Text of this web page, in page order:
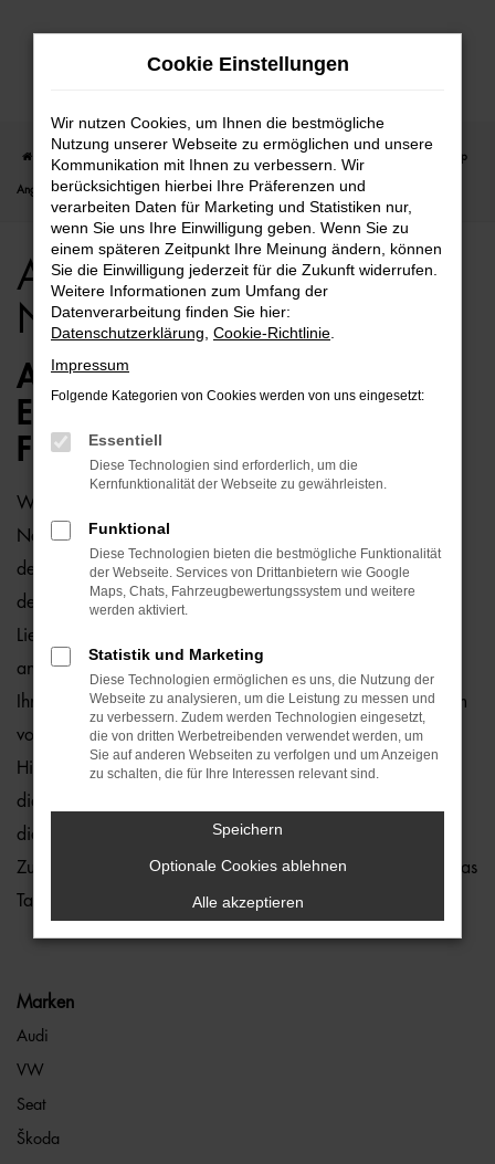
Zum
Startseite Hamburg Audi Audi Q2 für Hamburg Neuwagen Top
Angebote
Audi Q2 für Hamburg
Neuwagen Top Angebote
AUDI Q2 NEUWAGEN – DIE
ERSTKLASSIGE ALTERNATIVE
FÜR HAMBURG
Wie wäre es, wenn Sie schon bald in einem Audi Q2
Neuwagen durch Hamburg fahren? Zu teuer? Von wegen,
denn wir von der Auto-Familie Ostermaier erleichtern Ihnen
den Einstieg durch 1a Rabatte. Hinzu kommt, dass wir die
Lieferung unserer Audi Q2 Neuwagen nach Hamburg oder
an einen anderen Ort in der Umgebung ermöglichen und
Ihnen somit lange Wege ersparen. Kaufen Sie ganz bequem
von zu Hause aus und profitieren Sie von unserem Service.
Hierzu gehört in vollem Umfang auch die Beratung. In
diesem Bereich laufen wir zur Höchstform auf und bringen
die Erfahrung vieler Jahrzehnte in der Autobranche ein.
Zudem üben wir unseren Beruf mit Leidenschaft aus – und das
Tag für Tag.
Marken
Audi
VW
Seat
Škoda
Cookie Einstellungen
Wir nutzen Cookies, um Ihnen die bestmögliche
Nutzung unserer Webseite zu ermöglichen und unsere
Kommunikation mit Ihnen zu verbessern. Wir
berücksichtigen hierbei Ihre Präferenzen und
verarbeiten Daten für Marketing und Statistiken nur,
wenn Sie uns Ihre Einwilligung geben. Wenn Sie zu
einem späteren Zeitpunkt Ihre Meinung ändern, können
Sie die Einwilligung jederzeit für die Zukunft widerrufen.
Weitere Informationen zum Umfang der
Datenverarbeitung finden Sie hier:
Datenschutzerklärung Cookie-Richtlinie
Impressum
Folgende Kategorien von Cookies werden von uns eingesetzt:
Essentiell
Diese Technologien sind erforderlich, um die
Kernfunktionalität der Webseite zu gewährleisten.
Funktional
Diese Technologien bieten die bestmögliche Funktionalität
der Webseite. Services von Drittanbietern wie Google
Maps, Chats, Fahrzeugbewertungssystem und weitere
werden aktiviert.
Statistik und Marketing
Diese Technologien ermöglichen es uns, die Nutzung der
Webseite zu analysieren, um die Leistung zu messen und
zu verbessern. Zudem werden Technologien eingesetzt,
die von dritten Werbetreibenden verwendet werden, um
Sie auf anderen Webseiten zu verfolgen und um Anzeigen
zu schalten, die für Ihre Interessen relevant sind.
Speichern
Optionale Cookies ablehnen
Alle akzeptieren